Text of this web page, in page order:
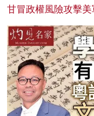
甘冒政權風險攻擊